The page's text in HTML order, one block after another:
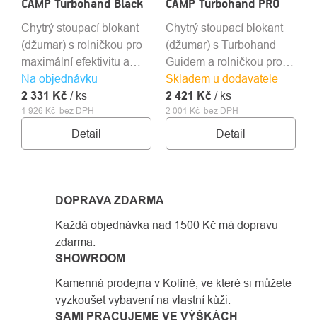
CAMP Turbohand Black
Na objednávku
1 926 Kč bez DPH
2 331 Kč / ks
Detail
Chytrý stoupací blokant
(džumar) s rolničkou pro
maximální efektivitu a
úsporu lana.
CAMP Turbohand PRO
Skladem u dodavatele
2 001 Kč bez DPH
2 421 Kč / ks
Detail
Chytrý stoupací blokant
(džumar) s Turbohand
Guidem a rolničkou pro
maximální efektivitu a
úsporu lana.
DOPRAVA ZDARMA
Každá objednávka nad 1500 Kč má dopravu
zdarma.
SHOWROOM
Kamenná prodejna v Kolíně, ve které si můžete
vyzkoušet vybavení na vlastní kůži.
SAMI PRACUJEME VE VÝŠKÁCH